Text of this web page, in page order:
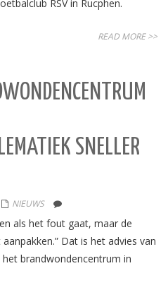
RSV in Rucphen.
READ MORE >>
SNELLER
NIEUWS
als het fout gaat, maar de
Dat is het advies van
brandwondencentrum in